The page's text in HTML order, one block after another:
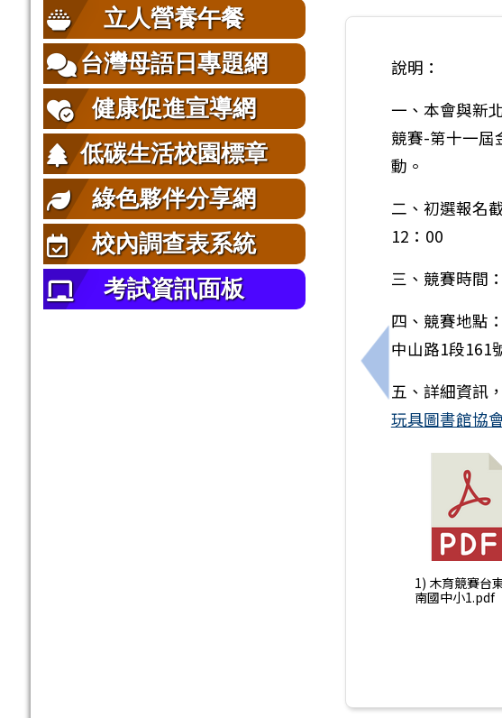
立人營養午餐
台灣母語日專題網
健康促進宣導網
低碳生活校園標章
綠色夥伴分享網
校內調查表系統
考試資訊面板
上一筆：教育部
說明：
一、本會與新
競賽-第十一屆
動。
二、初選報名
12：00
三、競賽時間
四、競賽地點
中山路1段161
五、詳細資訊
玩具圖書館協
1) 木育競賽台
南國中小1.pdf